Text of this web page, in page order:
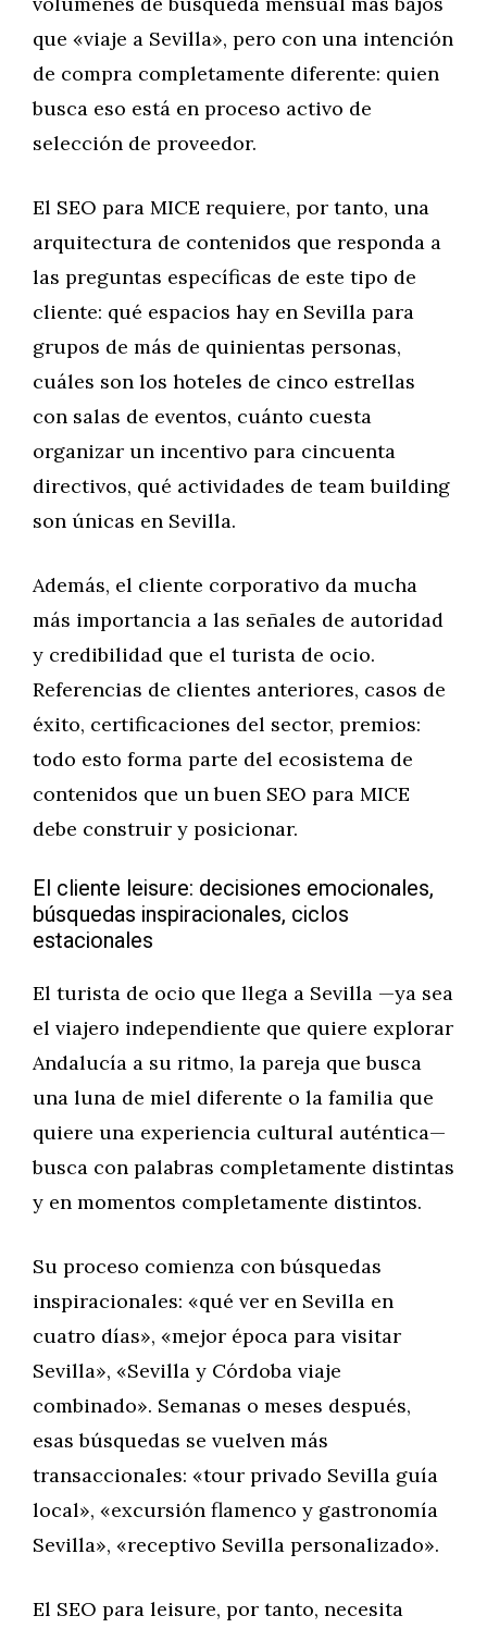
que «viaje a Sevilla», pero con una intención
de compra completamente diferente: quien
busca eso está en proceso activo de
selección de proveedor.
El SEO para MICE requiere, por tanto, una
arquitectura de contenidos que responda a
las preguntas específicas de este tipo de
cliente: qué espacios hay en Sevilla para
grupos de más de quinientas personas,
cuáles son los hoteles de cinco estrellas
con salas de eventos, cuánto cuesta
organizar un incentivo para cincuenta
directivos, qué actividades de team building
son únicas en Sevilla.
Además, el cliente corporativo da mucha
más importancia a las señales de autoridad
y credibilidad que el turista de ocio.
Referencias de clientes anteriores, casos de
éxito, certificaciones del sector, premios:
todo esto forma parte del ecosistema de
contenidos que un buen SEO para MICE
debe construir y posicionar.
El cliente leisure: decisiones emocionales,
búsquedas inspiracionales, ciclos
estacionales
El turista de ocio que llega a Sevilla —ya sea
el viajero independiente que quiere explorar
Andalucía a su ritmo, la pareja que busca
una luna de miel diferente o la familia que
quiere una experiencia cultural auténtica—
busca con palabras completamente distintas
y en momentos completamente distintos.
Su proceso comienza con búsquedas
inspiracionales: «qué ver en Sevilla en
cuatro días», «mejor época para visitar
Sevilla», «Sevilla y Córdoba viaje
combinado». Semanas o meses después,
esas búsquedas se vuelven más
transaccionales: «tour privado Sevilla guía
local», «excursión flamenco y gastronomía
Sevilla», «receptivo Sevilla personalizado».
El SEO para leisure, por tanto, necesita